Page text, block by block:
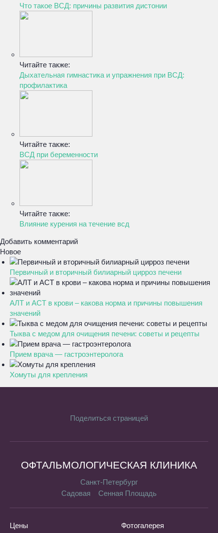
Что такое ВСД: причины развития дистонии
Читайте также:
Дыхательная гимнастика и упражнения при ВСД:
профилактика
Читайте также:
ВСД при беременности
Читайте также:
Влияние курения на течение всд
Добавить комментарий
Новое
Первичный и вторичный билиарный цирроз печени
АЛТ и АСТ в крови – какова норма и причины повышения
значений
Тыква с медом для очищения печени: советы и рецепты
Прием врача — гастроэнтеролога
Хомуты для крепления
Поделиться страницей
ОФТАЛЬМОЛОГИЧЕСКАЯ КЛИНИКА
Санкт-Петербург
Садовая
Сенная Площадь
Цены Фотогалерея